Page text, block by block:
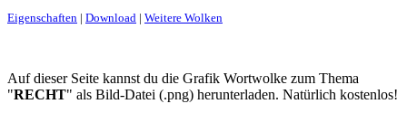
Eigenschaften | Download | Weitere Wolken
Auf dieser Seite kannst du die Grafik Wortwolke zum Thema
"RECHT" als Bild-Datei (.png) herunterladen. Natürlich kostenlos!